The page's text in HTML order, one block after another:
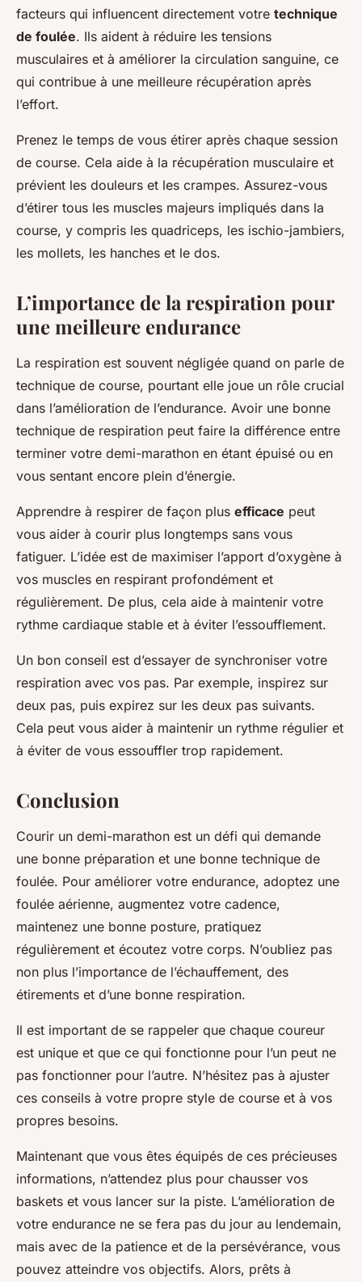
facteurs qui influencent directement votre technique
de foulée. Ils aident à réduire les tensions
musculaires et à améliorer la circulation sanguine, ce
qui contribue à une meilleure récupération après
l’effort.
Prenez le temps de vous étirer après chaque session
de course. Cela aide à la récupération musculaire et
prévient les douleurs et les crampes. Assurez-vous
d’étirer tous les muscles majeurs impliqués dans la
course, y compris les quadriceps, les ischio-jambiers,
les mollets, les hanches et le dos.
L’importance de la respiration pour
une meilleure endurance
La respiration est souvent négligée quand on parle de
technique de course, pourtant elle joue un rôle crucial
dans l’amélioration de l’endurance. Avoir une bonne
technique de respiration peut faire la différence entre
terminer votre demi-marathon en étant épuisé ou en
vous sentant encore plein d’énergie.
Apprendre à respirer de façon plus efficace peut
vous aider à courir plus longtemps sans vous
fatiguer. L’idée est de maximiser l’apport d’oxygène à
vos muscles en respirant profondément et
régulièrement. De plus, cela aide à maintenir votre
rythme cardiaque stable et à éviter l’essoufflement.
Un bon conseil est d’essayer de synchroniser votre
respiration avec vos pas. Par exemple, inspirez sur
deux pas, puis expirez sur les deux pas suivants.
Cela peut vous aider à maintenir un rythme régulier et
à éviter de vous essouffler trop rapidement.
Conclusion
Courir un demi-marathon est un défi qui demande
une bonne préparation et une bonne technique de
foulée. Pour améliorer votre endurance, adoptez une
foulée aérienne, augmentez votre cadence,
maintenez une bonne posture, pratiquez
régulièrement et écoutez votre corps. N’oubliez pas
non plus l’importance de l’échauffement, des
étirements et d’une bonne respiration.
Il est important de se rappeler que chaque coureur
est unique et que ce qui fonctionne pour l’un peut ne
pas fonctionner pour l’autre. N’hésitez pas à ajuster
ces conseils à votre propre style de course et à vos
propres besoins.
Maintenant que vous êtes équipés de ces précieuses
informations, n’attendez plus pour chausser vos
baskets et vous lancer sur la piste. L’amélioration de
votre endurance ne se fera pas du jour au lendemain,
mais avec de la patience et de la persévérance, vous
pouvez atteindre vos objectifs. Alors, prêts à